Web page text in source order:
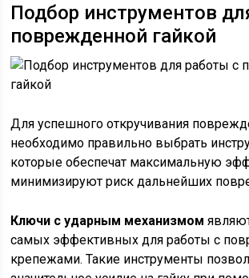
Подбор инструментов
поврежденной гайкой
Для успешного откручивания
необходимо правильно выбрать
которые обеспечат максимальную
минимизируют риск дальнейших
Ключи с ударным механизмом
самых эффективных для работы с
крепежами. Такие инструменты